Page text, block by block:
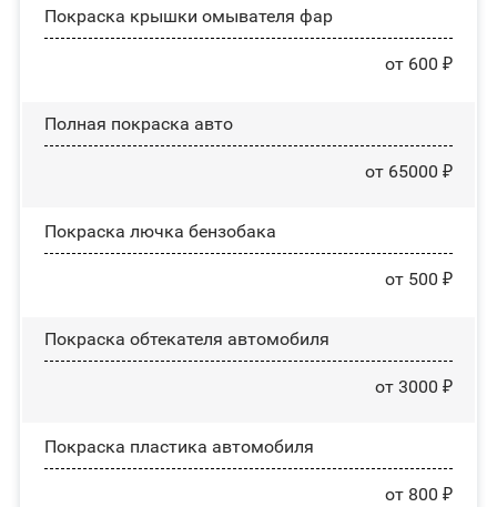
Покраска крышки омывателя фар
от 600 ₽
Полная покраска авто
от 65000 ₽
Покраска лючка бензобака
от 500 ₽
Покраска обтекателя автомобиля
от 3000 ₽
Покраска пластика автомобиля
от 800 ₽